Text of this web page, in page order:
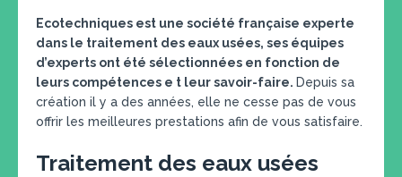
Ecotechniques est une société française experte
dans le traitement des eaux usées, ses équipes
d’experts ont été sélectionnées en fonction de
leurs compétences e t leur savoir-faire. Depuis sa
création il y a des années, elle ne cesse pas de vous
offrir les meilleures prestations afin de vous satisfaire.
Traitement des eaux usées